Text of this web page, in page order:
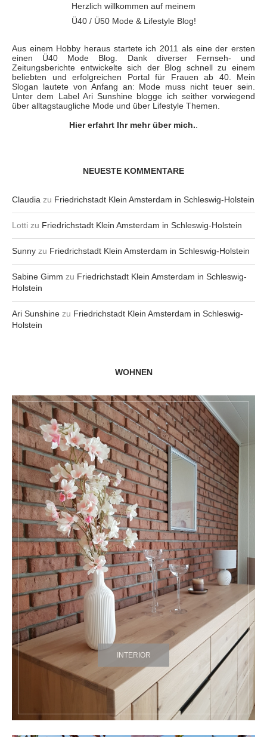
Herzlich willkommen auf meinem
Ü40 / Ü50 Mode & Lifestyle Blog!
Aus einem Hobby heraus startete ich 2011 als eine der ersten
einen Ü40 Mode Blog. Dank diverser Fernseh- und
Zeitungsberichte entwickelte sich der Blog schnell zu einem
beliebten und erfolgreichen Portal für Frauen ab 40. Mein
Slogan lautete von Anfang an: Mode muss nicht teuer sein.
Unter dem Label Ari Sunshine blogge ich seither vorwiegend
über alltagstaugliche Mode und über Lifestyle Themen.
Hier erfahrt Ihr mehr über mich.
NEUESTE KOMMENTARE
Claudia zu Friedrichstadt Klein Amsterdam in Schleswig-Holstein
Lotti zu Friedrichstadt Klein Amsterdam in Schleswig-Holstein
Sunny zu Friedrichstadt Klein Amsterdam in Schleswig-Holstein
Sabine Gimm zu Friedrichstadt Klein Amsterdam in Schleswig-
Holstein
Ari Sunshine zu Friedrichstadt Klein Amsterdam in Schleswig-
Holstein
WOHNEN
INTERIOR